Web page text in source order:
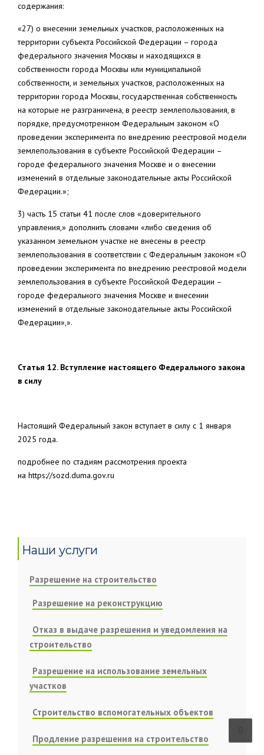
содержания:
«27) о внесении земельных участков, расположенных на
территории субъекта Российской Федерации – города
федерального значения Москвы и находящихся в
собственности города Москвы или муниципальной
собственности, и земельных участков, расположенных на
территории города Москвы, государственная собственность
на которые не разграничена, в реестр землепользования, в
порядке, предусмотренном Федеральным законом «О
проведении эксперимента по внедрению реестровой модели
землепользования в субъекте Российской Федерации –
городе федерального значения Москве и о внесении
изменений в отдельные законодательные акты Российской
Федерации.»;
3) часть 15 статьи 41 после слов «доверительного
управления,» дополнить словами «либо сведения об
указанном земельном участке не внесены в реестр
землепользования в соответствии с Федеральным законом «О
проведении эксперимента по внедрению реестровой модели
землепользования в субъекте Российской Федерации –
городе федерального значения Москве и внесении
изменений в отдельные законодательные акты Российской
Федерации»,».
Статья 12. Вступление настоящего Федерального закона
в силу
Настоящий Федеральный закон вступает в силу с 1 января
2025 года.
подробнее по стадиям рассмотрения проекта
на https://sozd.duma.gov.ru
Наши услуги
Разрешение на строительство
Разрешение на реконструкцию
Отказ в выдаче разрешения и уведомления на
строительство
Разрешение на использование земельных
участков
Строительство вспомогательных объектов
Продление разрешения на строительство